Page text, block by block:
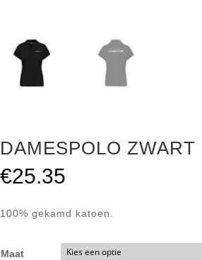
DAMESPOLO ZWART
€25.35
100% gekamd katoen.
Maat